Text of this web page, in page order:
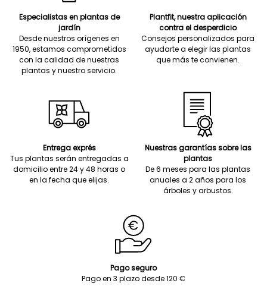
Especialistas en plantas de
jardín
Desde nuestros orígenes en
1950, estamos comprometidos
con la calidad de nuestras
plantas y nuestro servicio.
Plantfit, nuestra aplicación
contra el desperdicio
Consejos personalizados para
ayudarte a elegir las plantas
que más te convienen.
Entrega exprés
Tus plantas serán entregadas a
domicilio entre 24 y 48 horas o
en la fecha que elijas.
Nuestras garantías sobre las
plantas
De 6 meses para las plantas
anuales a 2 años para los
árboles y arbustos.
Pago seguro
Pago en 3 plazo desde 120 €